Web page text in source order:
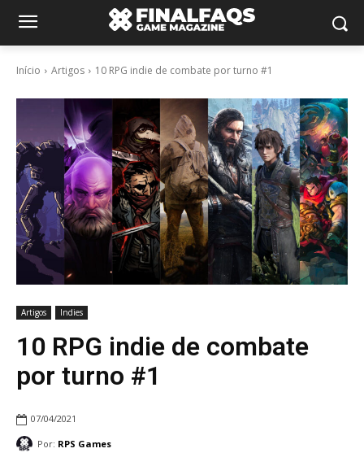
Início Artigos 10 RPG indie de combate por turno #1
Artigos Indies
10 RPG indie de combate
por turno #1
07/04/2021
Por: RPS Games